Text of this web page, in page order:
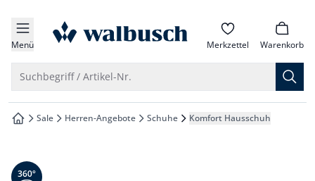
springen
springen
springen
springen
Menü zur Startseite Merkzettel Warenkorb
Suchbegriff / Artikel-Nr.
zur Startseite
Sale Herren-Angebote Schuhe Komfort Hausschuh